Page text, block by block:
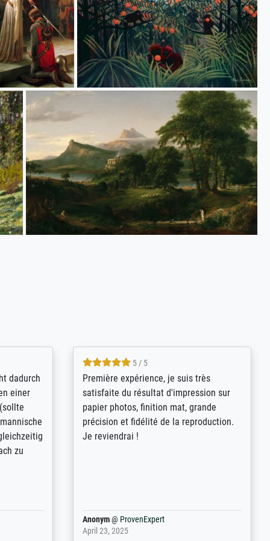
sich
(ein
-
4.8 / 5
Qualité absolument irréprochable.
Extraordinaire diversité des thèmes
abordés et personnalisation des
demandes (recadrage, réajustement des
couleurs). Relation clientèle parfaite.
Anonym@ ProvenExpert
March 31, 2025